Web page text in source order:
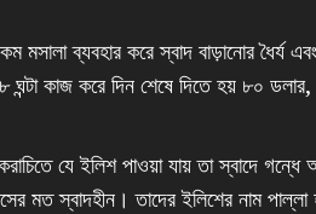
মসালা ব্যবহার করে স্বাদ বাড়ানোর ধৈর্য
কাজ করে দিন শেষে দিতে হয় ৮০ ডলার,
যে ইলিশ পাওয়া যায় তা স্বাদে
মত স্বাদহীন। তাদের ইলিশের নাম